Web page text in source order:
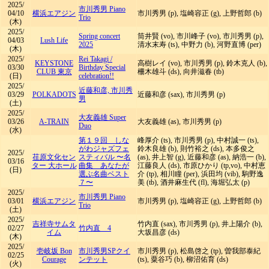
2025/
04/10
(木)
横浜エアジン 市川秀男 Piano
Trio
市川秀男 (p), 塩崎容正 (g), 上野哲郎 (b)
2025/
04/03
(木)
Lush Life
Spring concert
2025
筒井賢 (vo), 市川峰子 (vo), 市川秀男 (p),
清水末寿 (ts), 中野力 (b), 河野直博 (per)
2025/
03/30
(日)
KEYSTONE
CLUB 東京
Rei Takagi /
Birthday Special
celebration!!
高樹レイ (vo), 市川秀男 (p), 鈴木克人 (b),
柵木雄斗 (ds), 向井滋春 (tb)
2025/
03/29
(土)
POLKADOTS 近藤和彦, 市川秀
男
近藤和彦 (sax), 市川秀男 (p)
2025/
03/26
(水)
A-TRAIN
大友義雄 Super
Duo
大友義雄 (as), 市川秀男 (p)
2025/
03/16
(日)
荏原文化セン
ター 大ホール
第１９回 しな
がわジャズフェ
スティバル 〜名
曲集 あなたが
選ぶ名曲ベスト
７〜
峰厚介 (ts), 市川秀男 (p), 中村誠一 (ts),
鈴木良雄 (b), 則竹裕之 (ds), 本多俊之
(as), 井上智 (g), 近藤和彦 (as), 納浩一 (b),
江藤良人 (ds), 市原ひかり (tp,vo), 中村恵
介 (tp), 相川瞳 (per), 浜田均 (vib), 駒野逸
美 (tb), 酒井麻生代 (fl), 海堀弘太 (p)
2025/
03/01
(土)
横浜エアジン 市川秀男 Piano
Trio
市川秀男 (p), 塩崎容正 (g), 上野哲郎 (b)
2025/
02/27
(木)
吉祥寺サムタ
イム
竹内直 4
竹内直 (sax), 市川秀男 (p), 井上陽介 (b),
大坂昌彦 (ds)
2025/
02/25
(火)
壱岐坂 Bon
Courage
市川秀男SPクイ
ンテット
市川秀男 (p), 松島啓之 (tp), 曽我部泰紀
(ts), 粟谷巧 (b), 柳沼佑育 (ds)